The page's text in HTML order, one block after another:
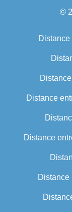
©
Distance
Distance
Distance
Distance